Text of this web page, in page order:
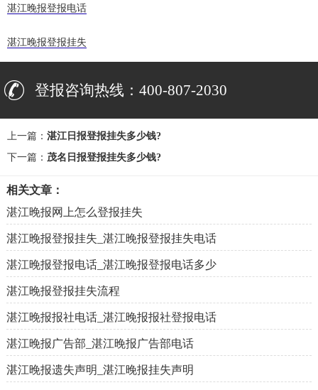
湛江晚报登报电话
湛江晚报登报挂失
登报咨询热线：400-807-2030
上一篇： 湛江日报登报挂失多少钱?
下一篇： 茂名日报登报挂失多少钱?
相关文章：
湛江晚报网上怎么登报挂失
湛江晚报登报挂失_湛江晚报登报挂失电话
湛江晚报登报电话_湛江晚报登报电话多少
湛江晚报登报挂失流程
湛江晚报报社电话_湛江晚报报社登报电话
湛江晚报广告部_湛江晚报广告部电话
湛江晚报遗失声明_湛江晚报挂失声明